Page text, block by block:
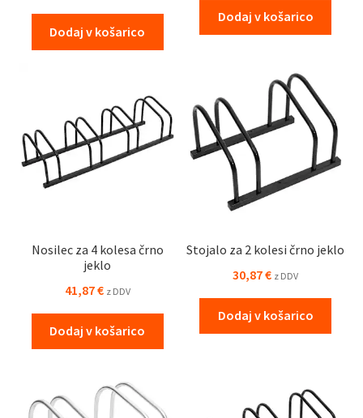
Dodaj v košarico
Dodaj v košarico
Nosilec za 4 kolesa črno
jeklo
41,87€ z DDV
Dodaj v košarico
Stojalo za 2 kolesi črno jeklo
30,87€ z DDV
Dodaj v košarico